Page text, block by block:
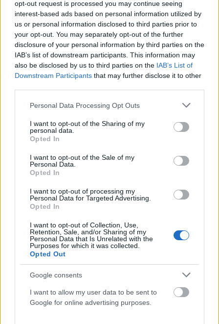
opt-out request is processed you may continue seeing
interest-based ads based on personal information utilized by
us or personal information disclosed to third parties prior to
your opt-out. You may separately opt-out of the further
disclosure of your personal information by third parties on the
IAB’s list of downstream participants. This information may
also be disclosed by us to third parties on the IAB’s List of
Downstream Participants that may further disclose it to other
Please note that this website/app uses one or more Google
not limited to your visit or usage behaviour. You may click to
grant or deny consent to Google and its third-party tags to
use your data for below specified purposes in below Google
consent section.
Personal Data Processing Opt Outs
I want to opt-out of the Sharing of my
personal data.
Opted In
I want to opt-out of the Sale of my
Personal Data.
Opted In
I want to opt-out of processing my
Personal Data for Targeted Advertising.
Opted In
I want to opt-out of Collection, Use,
Retention, Sale, and/or Sharing of my
Personal Data that Is Unrelated with the
Purposes for which it was collected.
Opted Out
Google consents
I want to allow my user data to be sent to
Google for online advertising purposes.
Δυτική Αττική: Αναζωπύρωση τώρα στη Λούμπα
Μεγάρων (video)